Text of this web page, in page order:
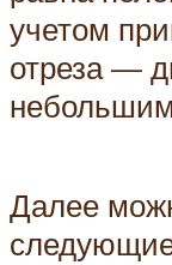
учетом
отреза —
Далее